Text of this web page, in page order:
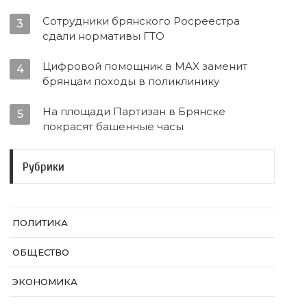
3
Сотрудники брянского Росреестра
сдали нормативы ГТО
4
Цифровой помощник в MAX заменит
брянцам походы в поликлинику
5
На площади Партизан в Брянске
покрасят башенные часы
Рубрики
ПОЛИТИКА
ОБЩЕСТВО
ЭКОНОМИКА